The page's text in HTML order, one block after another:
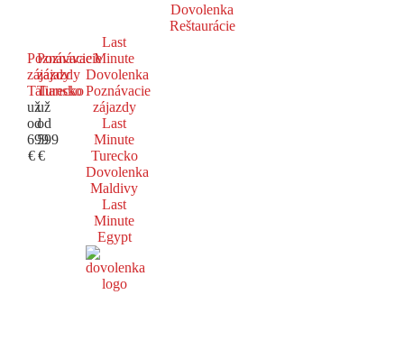
Dovolenka
Reštaurácie
Poznávacie
zájazdy
Taliansko
už
od
699
€
Poznávacie
zájazdy
Turecko
už
od
599
€
Last
Minute
Dovolenka
Poznávacie
zájazdy
Last
Minute
Turecko
Dovolenka
Maldivy
Last
Minute
Egypt